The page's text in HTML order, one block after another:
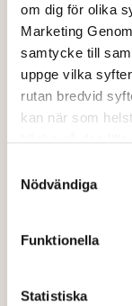
om dig för olika
Marketing
samtycke till
uppge vilka
rutan bredvid
kan när som
klicka på den
använder kakor
Ta reda på mer
Nödvändiga
Funktionella
Statistiska